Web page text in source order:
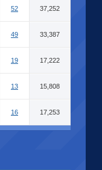
52 37,252
49 33,387
19 17,222
13 15,808
16 17,253